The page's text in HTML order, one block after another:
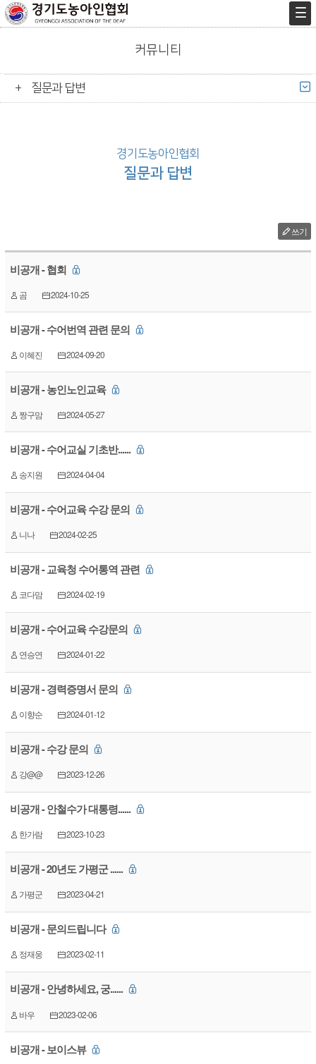
커뮤니티
질문과 답변
경기도농아인협회
질문과 답변
쓰기
비공개 - 협회
곰 2024-10-25
비공개 - 수어번역 관련 문의
이혜진 2024-09-20
비공개 - 농인노인교육
짱구맘 2024-05-27
비공개 - 수어교실 기초반......
송지원 2024-04-04
비공개 - 수어교육 수강 문의
니나 2024-02-25
비공개 - 교육청 수어통역 관련
코다맘 2024-02-19
비공개 - 수어교육 수강문의
연승연 2024-01-22
비공개 - 경력증명서 문의
이향순 2024-01-12
비공개 - 수강 문의
강@@ 2023-12-26
비공개 - 안철수가 대통령......
한가람 2023-10-23
비공개 - 20년도 가평군 ......
가평군 2023-04-21
비공개 - 문의드립니다
정재웅 2023-02-11
비공개 - 안녕하세요, 궁......
바우 2023-02-06
비공개 - 보이스뷰